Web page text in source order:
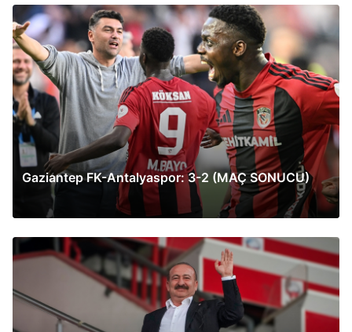
Gaziantep FK-Antalyaspor: 3-2 (MAÇ SONUCU)